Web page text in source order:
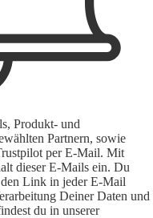
Produkt- und
Partnern, sowie
per E-Mail. Mit
dieser E-Mails ein. Du
Link in jeder E-Mail
Deiner Daten und
du in unserer